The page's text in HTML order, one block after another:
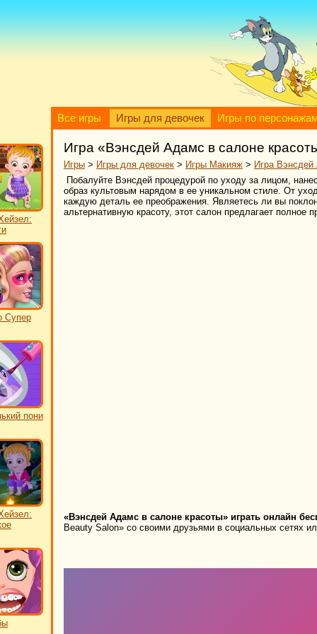
Все игры Игры для девочек Игры по
Супер
пони
Игра «Вэнсдей Адамс в салоне
Игры > Игры для девочек > Игры Макияж > Игра
Побалуйте Вэнсдей процедурой по уходу за лицом,
образ культовым нарядом в ее уникальном стиле. От
каждую деталь ее преображения. Являетесь ли вы
альтернативную красоту, этот салон предлагает полное
«Вэнсдей Адамс в салоне красоты» играть онлайн
Beauty Salon» со своими друзьями в социальных сетях